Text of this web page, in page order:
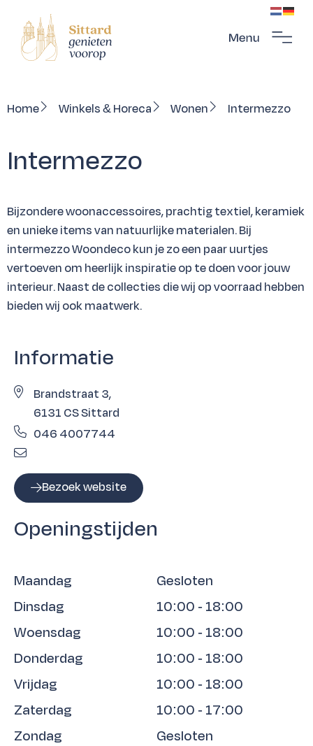
Home Winkels & Horeca Wonen Intermezzo
Intermezzo
Bijzondere woonaccessoires, prachtig textiel, keramiek
en unieke items van natuurlijke materialen. Bij
intermezzo Woondeco kun je zo een paar uurtjes
vertoeven om heerlijk inspiratie op te doen voor jouw
interieur. Naast de collecties die wij op voorraad hebben
bieden wij ook maatwerk.
Informatie
Brandstraat 3,
6131 CS Sittard
046 4007744
Bezoek website
Openingstijden
Maandag
Gesloten
Dinsdag
10:00 - 18:00
Woensdag
10:00 - 18:00
Donderdag
10:00 - 18:00
Vrijdag
10:00 - 18:00
Zaterdag
10:00 - 17:00
Zondag
Gesloten